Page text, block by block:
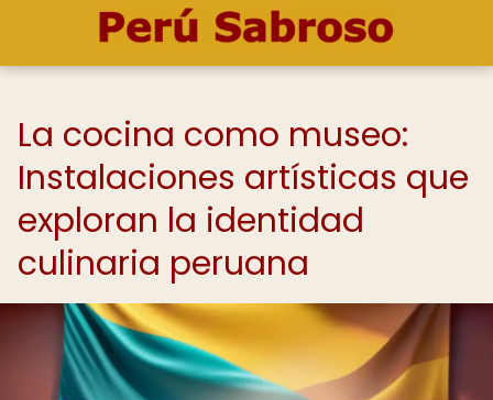
La cocina como museo:
Instalaciones artísticas que
exploran la identidad
culinaria peruana